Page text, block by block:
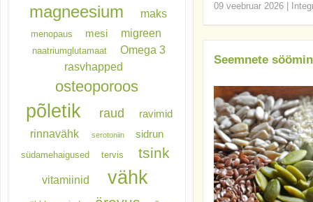
09 veebruar 2026
Seemnete
magneesium maks
menopaus mesi migreen
naatriumglutamaat
Omega 3
rasvhapped
osteoporoos
põletik raud ravimid
rinnavähk serotoniin sidrun
südamehaigused tervis tsink
vitamiinid vähk